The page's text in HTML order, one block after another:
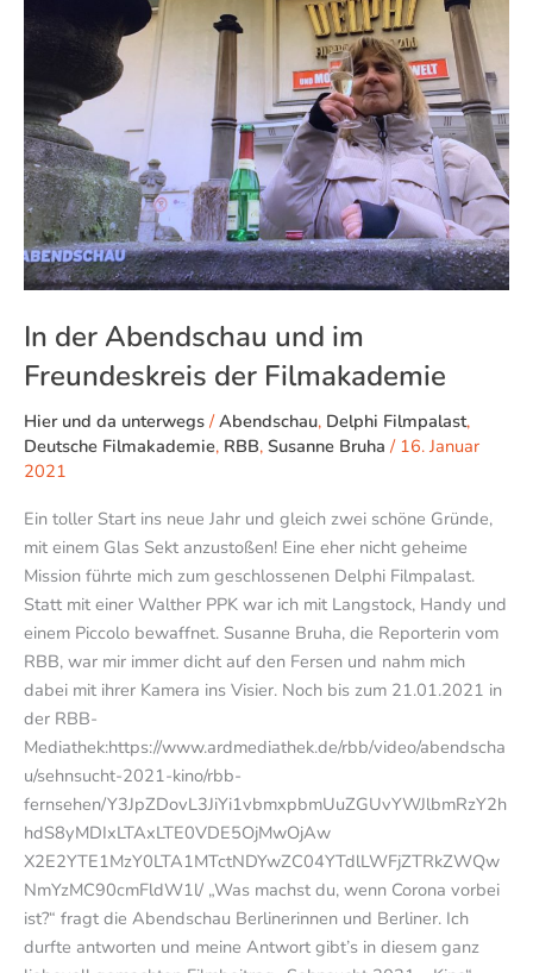
In der Abendschau und im
Freundeskreis der Filmakademie
Hier und da unterwegs /Abendschau, Delphi Filmpalast,
Deutsche Filmakademie, RBB, Susanne Bruha / 16. Januar
2021
Ein toller Start ins neue Jahr und gleich zwei schöne Gründe,
mit einem Glas Sekt anzustoßen! Eine eher nicht geheime
Mission führte mich zum geschlossenen Delphi Filmpalast.
Statt mit einer Walther PPK war ich mit Langstock, Handy und
einem Piccolo bewaffnet. Susanne Bruha, die Reporterin vom
RBB, war mir immer dicht auf den Fersen und nahm mich
dabei mit ihrer Kamera ins Visier. Noch bis zum 21.01.2021 in
der RBB-
Mediathek:https://www.ardmediathek.de/rbb/video/abendscha
u/sehnsucht-2021-kino/rbb-
fernsehen/Y3JpZDovL3JiYi1vbmxpbmUuZGUvYWJlbmRzY2h
hdS8yMDIxLTAxLTE0VDE5OjMwOjAw
X2E2YTE1MzY0LTA1MTctNDYwZC04YTdlLWFjZTRkZWQw
NmYzMC90cmFldW1l/ „Was machst du, wenn Corona vorbei
ist?“ fragt die Abendschau Berlinerinnen und Berliner. Ich
durfte antworten und meine Antwort gibt’s in diesem ganz
und
Freundeskreis
der
Filmakademie